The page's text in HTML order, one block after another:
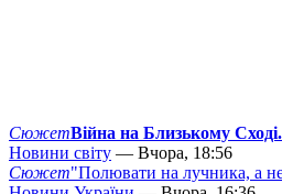
СюжетВійна на Близькому
Новини світу — Вчора, 18:56
Сюжет"Полювати на лучника, а не